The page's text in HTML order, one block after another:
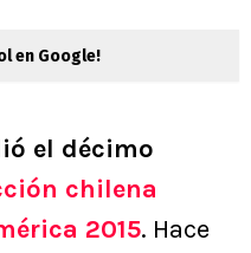
en Google!
el décimo
chilena
2015. Hace